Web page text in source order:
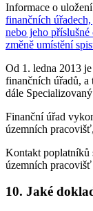
Informace o
finančních
nebo jeho příslušné
změně umístění
Od 1. ledna 2013
finančních úřadů, a
dále
Finanční úřad
územních
Kontakt poplatníků
územních
10. Jaké